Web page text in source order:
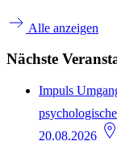
Alle anzeigen
Nächste
Impuls
20.08.2026